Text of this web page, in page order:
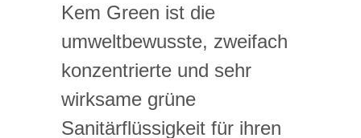
Kem Green ist die
umweltbewusste, zweifach
konzentrierte und sehr
wirksame grüne
Sanitärflüssigkeit für ihren